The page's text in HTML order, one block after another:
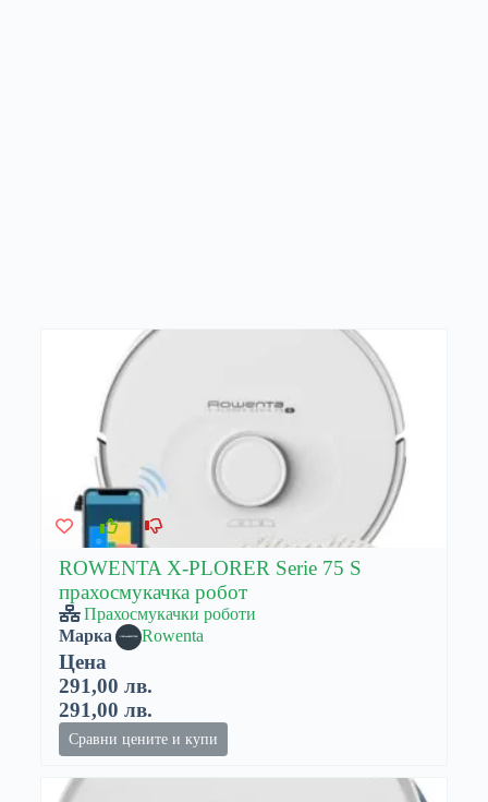
ROWENTA X-PLORER Serie 75 S
прахосмукачка робот
Прахосмукачки роботи
Марка
Rowenta
Цена
291,00 лв.
291,00 лв.
Сравни цените и купи